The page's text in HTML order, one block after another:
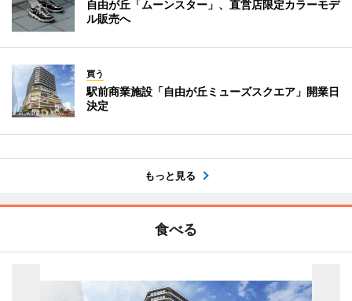
自由が丘「ムーンスター」、直営店限定カラーモデ
ル販売へ
買う
駅前商業施設「自由が丘ミューズスクエア」開業日
決定
もっと見る
食べる